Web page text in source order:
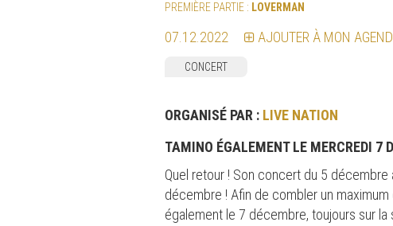
PREMIÈRE PARTIE : LOVERMAN
07.12.2022 AJOUTER À MON
CONCERT
ORGANISÉ PAR : LIVE NATION
TAMINO ÉGALEMENT LE MERCREDI 7
Quel retour ! Son concert du 5
décembre ! Afin de combler un
également le 7 décembre, toujours sur